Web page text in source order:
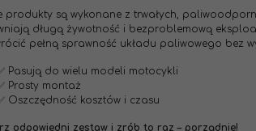
produkty są wykonane z trwałych,
długą żywotność i bezproblemową
pełną sprawność układu paliwowego bez
Pasują do wielu modeli motocykli
Prosty montaż
Oszczędność kosztów i czasu
odpowiedni zestaw i zrób to raz – porządnie!